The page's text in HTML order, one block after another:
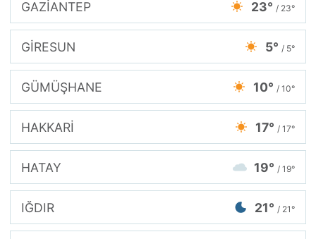
GAZİANTEP 23° / 23°
GİRESUN 5° / 5°
GÜMÜŞHANE 10° / 10°
HAKKARİ 17° / 17°
HATAY 19° / 19°
IĞDIR 21° / 21°